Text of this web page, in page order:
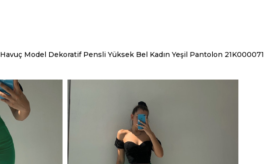
Havuç Model Dekoratif Pensli Yüksek Bel Kadın Yeşil Pantolon 21K000071